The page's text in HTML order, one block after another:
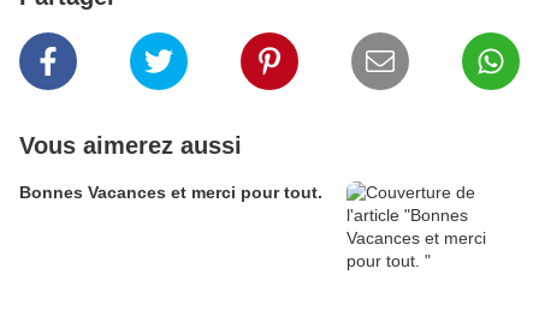
Vous aimerez aussi
Bonnes Vacances et merci pour tout.